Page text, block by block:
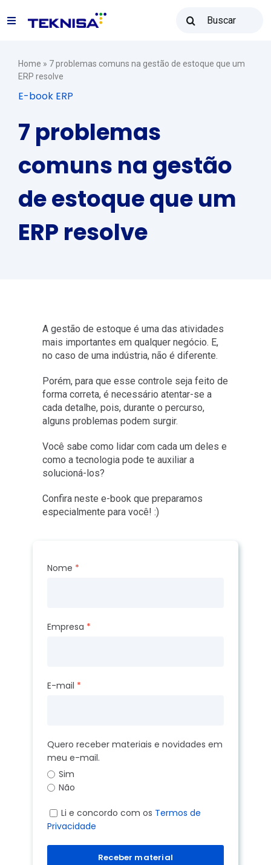
para
resultados
Toggle
Soluções
Recursos
Vendas: (31) 2122-2300
Contato
Home » 7 problemas comuns na gestão de estoque que um
ERP resolve
E-book ERP
7 problemas
comuns na gestão
de estoque que um
ERP resolve
A gestão de estoque é uma das atividades
mais importantes em qualquer negócio. E,
no caso de uma indústria, não é diferente.
Porém, para que esse controle seja feito de
forma correta, é necessário atentar-se a
cada detalhe, pois, durante o percurso,
alguns problemas podem surgir.
Você sabe como lidar com cada um deles e
como a tecnologia pode te auxiliar a
solucioná-los?
Confira neste e-book que preparamos
especialmente para você! :)
Nome
Empresa
E-mail
Quero receber materiais e novidades em
meu e-mail.
Sim
Não
Li e concordo com os Termos de
Privacidade
Receber material